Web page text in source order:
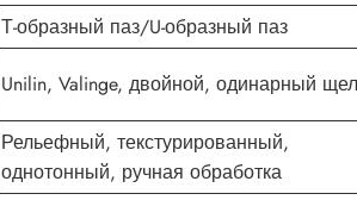
Т-образный паз/U-образный паз
Unilin, Valinge, двойной, одинарный
Рельефный, текстурированный,
однотонный, ручная обработка